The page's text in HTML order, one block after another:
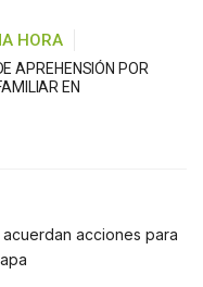
HORA
APREHENSIÓN POR
EN
acciones para